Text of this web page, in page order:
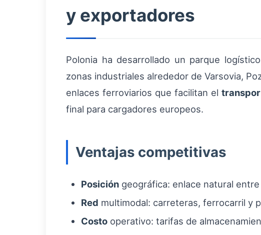
y exportadores
Polonia ha desarrollado un parque
zonas industriales alrededor de Varsovia,
enlaces ferroviarios que facilitan el
final para cargadores europeos.
Ventajas competitivas
Posición geográfica: enlace natural
Red multimodal: carreteras, ferrocarril y
Costo operativo: tarifas de